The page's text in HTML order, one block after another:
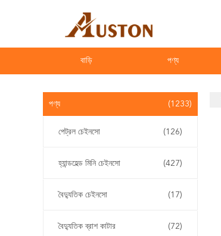
বাড়ি পণ্য
পণ্য (1233)
পেট্রল চেইনসো (126)
হ্যান্ডহেল্ড মিনি চেইনসো (427)
বৈদ্যুতিক চেইনসো (17)
বৈদ্যুতিক ব্রাশ কাটার (72)